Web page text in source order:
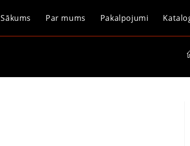
Sākums Par mums Pakalpojumi